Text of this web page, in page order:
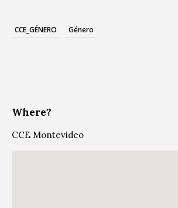
CCE_GÉNERO Género
Where?
CCE Montevideo